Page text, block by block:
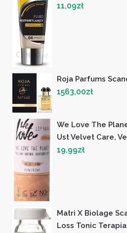
11,09zł
Roja Parfums
1563,00zł
We Love The
Ust Velvet Care,
19,99zł
Matri X Biolage
Loss Tonic